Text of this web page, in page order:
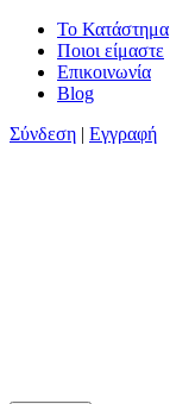
Skip
content
Το Κατάστημα
Ποιοι είμαστε
Επικοινωνία
Blog
Σύνδεση | Εγγραφή